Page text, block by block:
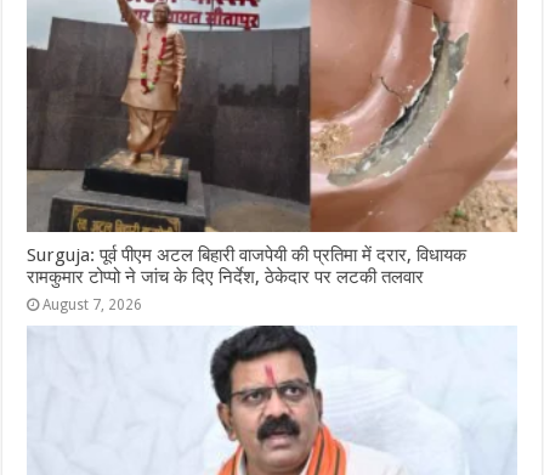
Surguja: पूर्व पीएम अटल बिहारी वाजपेयी की प्रतिमा में दरार, विधायक
रामकुमार टोप्पो ने जांच के दिए निर्देश, ठेकेदार पर लटकी तलवार
August 7, 2026